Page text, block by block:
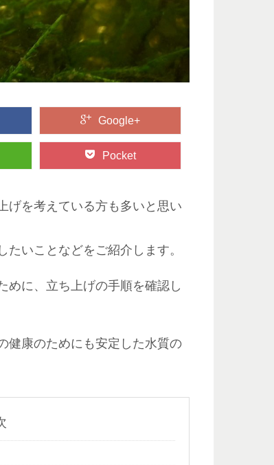
Google+
Pocket
げを考えている方も多いと思い
いことなどをご紹介します。
めに、立ち上げの手順を確認し
健康のためにも安定した水質の